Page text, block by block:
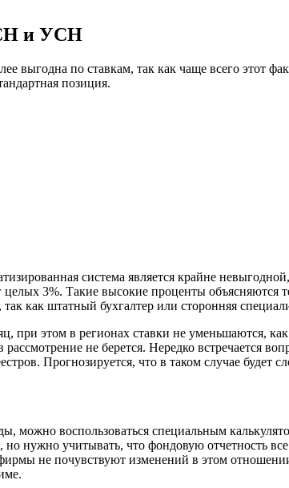
и УСН
выгодна по ставкам, так как чаще всего этот
позиция.
система является крайне
3%. Такие высокие проценты объясняются
как штатный бухгалтер или сторонняя
при этом в регионах ставки не уменьшаются,
рассмотрение не берется. Нередко встречается
Прогнозируется, что в таком случае
можно воспользоваться специальным
но нужно учитывать, что фондовую отчетность
не почувствуют изменений в этом